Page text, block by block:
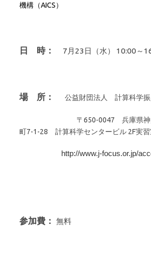
機構（AICS）
日 時： 7月23日（水） 10:00～
場 所： 公益財団法人 計算科学
〒650-0047 兵庫県神戸市
町7-1-28 計算科学センタービル 2F実
http://www.j-focus.or.jp/
参加費： 無料